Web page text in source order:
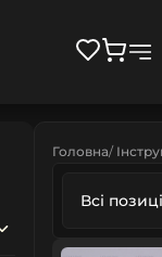
Головна
Всі